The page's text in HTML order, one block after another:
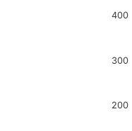
200
300
400